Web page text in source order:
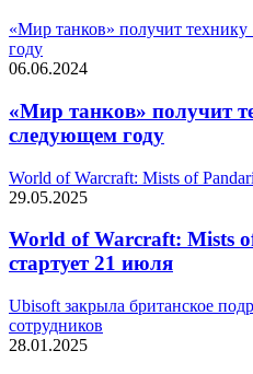
«Мир танков» получит
году
06.06.2024
«Мир танков» получит
следующем году
World of Warcraft: Mists of
29.05.2025
World of Warcraft: Mists
стартует 21 июля
Ubisoft закрыла британское
сотрудников
28.01.2025